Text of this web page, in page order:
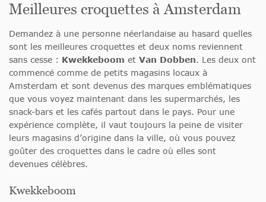
Meilleures croquettes à Amsterdam
Demandez à une personne néerlandaise au hasard quelles
sont les meilleures croquettes et deux noms reviennent
sans cesse : Kwekkeboom et Van Dobben. Les deux ont
commencé comme de petits magasins locaux à
Amsterdam et sont devenus des marques emblématiques
que vous voyez maintenant dans les supermarchés, les
snack-bars et les cafés partout dans le pays. Pour une
expérience complète, il vaut toujours la peine de visiter
leurs magasins d’origine dans la ville, où vous pouvez
goûter des croquettes dans le cadre où elles sont
devenues célèbres.
Kwekkeboom